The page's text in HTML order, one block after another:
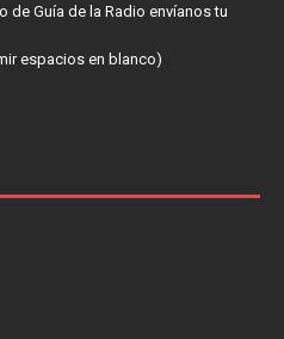
de Guía de la Radio envíanos tu
espacios en blanco)